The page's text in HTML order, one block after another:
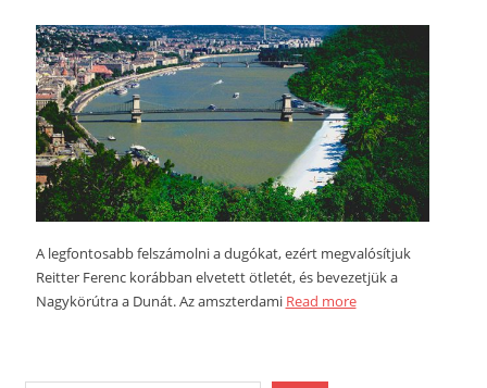
A legfontosabb felszámolni a dugókat, ezért megvalósítjuk
Reitter Ferenc korábban elvetett ötletét, és bevezetjük a
Nagykörútra a Dunát. Az amszterdami Read more